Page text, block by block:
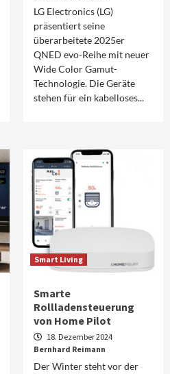
LG Electronics (LG)
präsentiert seine
überarbeitete 2025er
QNED evo-Reihe mit neuer
Wide Color Gamut-
Technologie. Die Geräte
stehen für ein kabelloses...
Smart Living
Smarte
Rollladensteuerung
von Home Pilot
18. Dezember 2024
Bernhard Reimann
Der Winter steht vor der